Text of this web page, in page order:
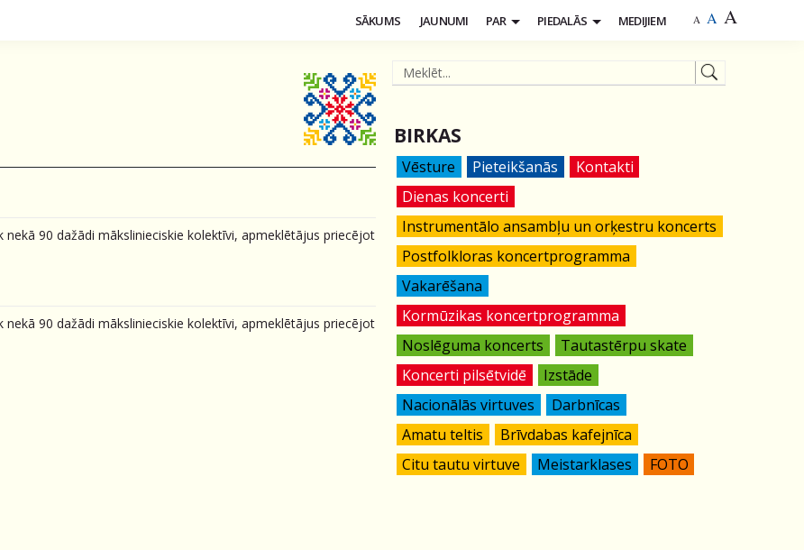
A A A
SĀKUMS JAUNUMI PAR PIEDALĀS MEDIJIEM
90 dažādi mākslinieciskie kolektīvi, apmeklētājus priecējot
90 dažādi mākslinieciskie kolektīvi, apmeklētājus priecējot
BIRKAS
Vēsture Pieteikšanās
Kontakti
Dienas koncerti
Instrumentālo ansambļu un orķestru koncerts
Postfolkloras koncertprogramma
Vakarēšana
Kormūzikas koncertprogramma
Noslēguma koncerts
Tautastērpu skate
Koncerti pilsētvidē
Izstāde
Nacionālās virtuves
Darbnīcas
Amatu teltis
Brīvdabas kafejnīca
Citu tautu virtuve
Meistarklases FOTO